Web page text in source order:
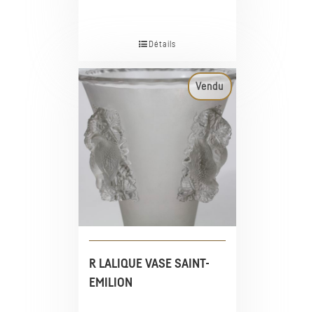
Détails
Vendu
R LALIQUE VASE SAINT-
EMILION